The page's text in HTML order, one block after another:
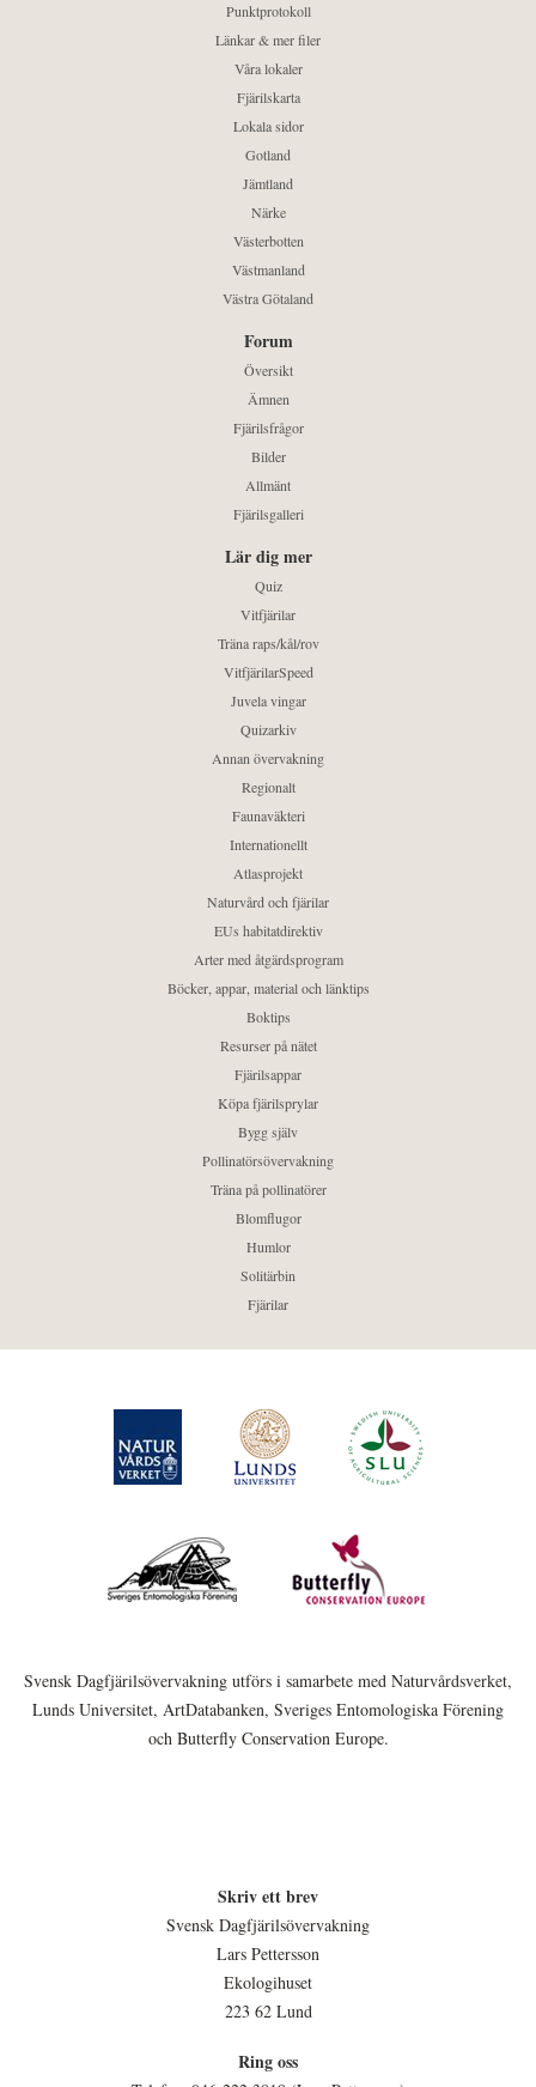
Punktprotokoll
Länkar & mer filer
Våra lokaler
Fjärilskarta
Lokala sidor
Gotland
Jämtland
Närke
Västerbotten
Västmanland
Västra Götaland
Forum
Översikt
Ämnen
Fjärilsfrågor
Bilder
Allmänt
Fjärilsgalleri
Lär dig mer
Quiz
Vitfjärilar
Träna raps/kål/rov
VitfjärilarSpeed
Juvela vingar
Quizarkiv
Annan övervakning
Regionalt
Faunaväkteri
Internationellt
Atlasprojekt
Naturvård och fjärilar
EUs habitatdirektiv
Arter med åtgärdsprogram
Böcker, appar, material och länktips
Boktips
Resurser på nätet
Fjärilsappar
Köpa fjärilsprylar
Bygg själv
Pollinatörsövervakning
Träna på pollinatörer
Blomflugor
Humlor
Solitärbin
Fjärilar
Svensk Dagfjärilsövervakning utförs i samarbete med Naturvårdsverket,
Lunds Universitet, ArtDatabanken, Sveriges Entomologiska Förening
och Butterfly Conservation Europe.
Skriv ett brev
Svensk Dagfjärilsövervakning
Lars Pettersson
Ekologihuset
223 62 Lund
Ring oss